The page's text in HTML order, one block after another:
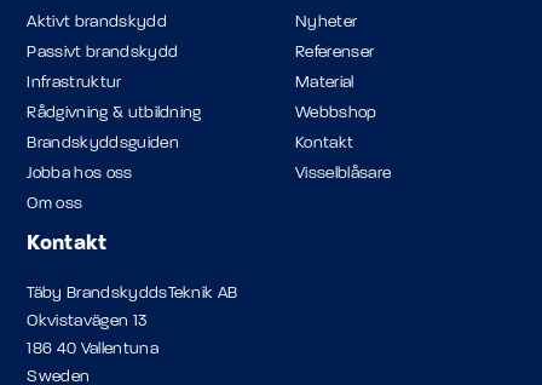
Aktivt brandskydd
Passivt brandskydd
Infrastruktur
Rådgivning & utbildning
Brandskyddsguiden
Jobba hos oss
Om oss
Nyheter
Referenser
Material
Webbshop
Kontakt
Visselblåsare
Kontakt
Täby BrandskyddsTeknik AB
Okvistavägen 13
186 40 Vallentuna
Sweden